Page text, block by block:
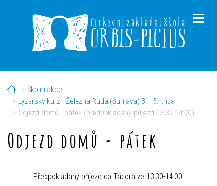
HomeŠkolní akce
Lyžarský kurz - Železná Ruda (Šumava) 3. - 5. třída
Odjezd domů - pátek (předpokládaný příjezd 13:30-14:00)
Odjezd domů - pátek
Předpokládaný příjezd do Tábora ve 13:30-14:00.